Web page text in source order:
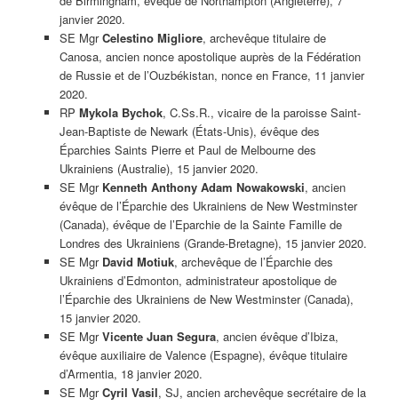
janvier 2020.
SE MgrCelestino Migliore, archevêque titulaire de
Canosa, ancien nonce apostolique auprès de la Fédération
de Russie et de l’Ouzbékistan, nonce en France, 11 janvier
2020.
RP Mykola Bychok, C.Ss.R., vicaire de la paroisse Saint-
Jean-Baptiste de Newark (États-Unis), évêque des
Éparchies Saints Pierre et Paul de Melbourne des
Ukrainiens (Australie), 15 janvier 2020.
SE Mgr Kenneth Anthony Adam Nowakowski, ancien
évêque de l’Éparchie des Ukrainiens de New Westminster
(Canada), évêque de l’Eparchie de la Sainte Famille de
Londres des Ukrainiens (Grande-Bretagne), 15 janvier 2020.
SE Mgr David Motiuk, archevêque de l’Éparchie des
Ukrainiens d’Edmonton, administrateur apostolique de
l’Éparchie des Ukrainiens de New Westminster (Canada),
15 janvier 2020.
SE MgrVicente Juan Segura, ancien évêque d’Ibiza,
évêque auxiliaire de Valence (Espagne), évêque titulaire
d’Armentia, 18 janvier 2020.
SE MgrCyril Vasil, SJ, ancien archevêque secrétaire de la